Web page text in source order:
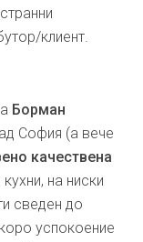
клиент.
Борман
София (а вече
качествена
на ниски
сведен до
успокоение